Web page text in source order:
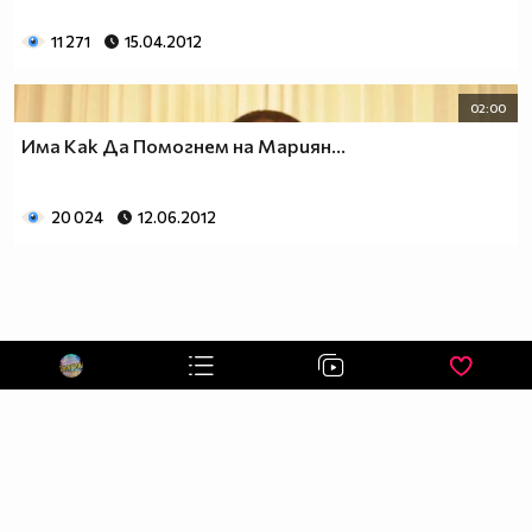
11 271 15.04.2012
02:00
Има Как Да Помогнем на Мариян...
20 024 12.06.2012